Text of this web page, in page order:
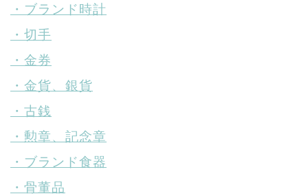
・ブランド時計
・切手
・金券
・金貨、銀貨
・古銭
・勲章、記念章
・ブランド食器
・骨董品